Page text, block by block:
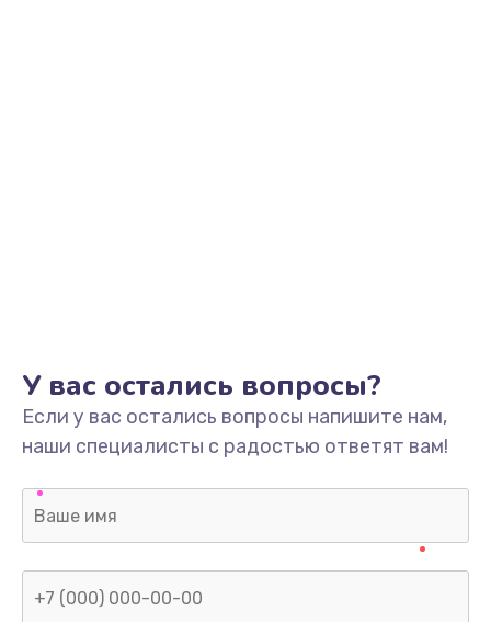
У вас остались вопросы?
Если у вас остались вопросы напишите нам,
наши специалисты с радостью ответят вам!